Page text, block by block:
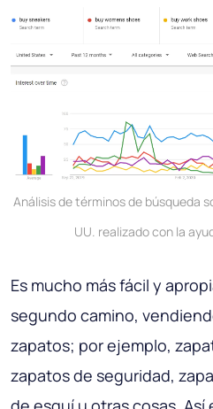
Análisis de términos de búsqueda
UU. realizado con la
Es mucho más fácil y
segundo camino,
zapatos; por ejemplo,
zapatos de seguridad,